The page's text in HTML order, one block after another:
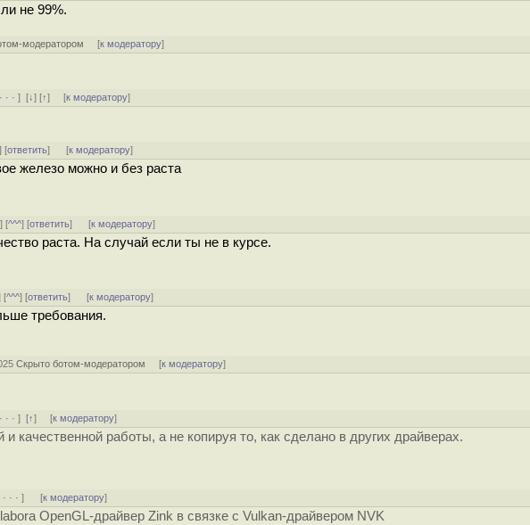
не 99%.
модератором [к модератору]
· · ·][↓] [↑] [к модератору]
] [ответить] [к модератору]
железо можно и без раста
] [^^^] [ответить] [к модератору]
раста. На случай если ты не в курсе.
[^^^] [ответить] [к модератору]
требования.
Скрыто ботом-модератором [к модератору]
· · ·][↑] [к модератору]
качественной работы, а не копируя то, как сделано в других драйверах.
· · ·] [к модератору]
OpenGL-драйвер Zink в связке с Vulkan-драйвером NVK